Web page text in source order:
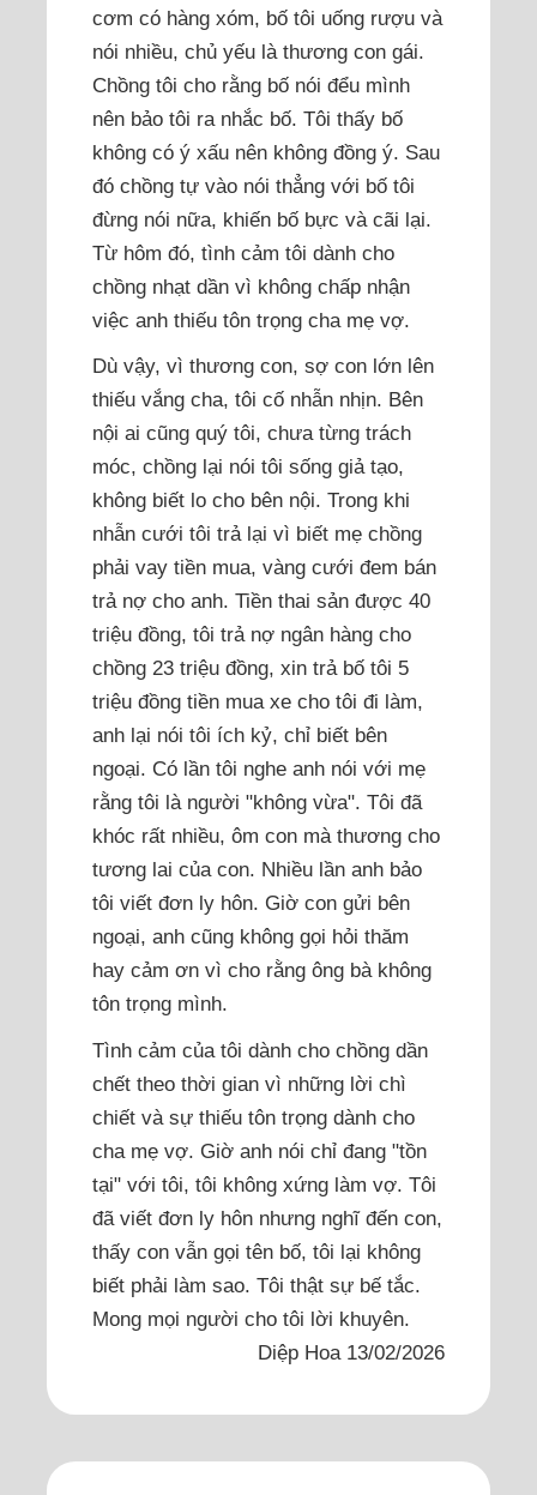
cơm có hàng xóm, bố tôi uống rượu và
nói nhiều, chủ yếu là thương con gái.
Chồng tôi cho rằng bố nói đểu mình
nên bảo tôi ra nhắc bố. Tôi thấy bố
không có ý xấu nên không đồng ý. Sau
đó chồng tự vào nói thẳng với bố tôi
đừng nói nữa, khiến bố bực và cãi lại.
Từ hôm đó, tình cảm tôi dành cho
chồng nhạt dần vì không chấp nhận
việc anh thiếu tôn trọng cha mẹ vợ.
Dù vậy, vì thương con, sợ con lớn lên
thiếu vắng cha, tôi cố nhẫn nhịn. Bên
nội ai cũng quý tôi, chưa từng trách
móc, chồng lại nói tôi sống giả tạo,
không biết lo cho bên nội. Trong khi
nhẫn cưới tôi trả lại vì biết mẹ chồng
phải vay tiền mua, vàng cưới đem bán
trả nợ cho anh. Tiền thai sản được 40
triệu đồng, tôi trả nợ ngân hàng cho
chồng 23 triệu đồng, xin trả bố tôi 5
triệu đồng tiền mua xe cho tôi đi làm,
anh lại nói tôi ích kỷ, chỉ biết bên
ngoại. Có lần tôi nghe anh nói với mẹ
rằng tôi là người "không vừa". Tôi đã
khóc rất nhiều, ôm con mà thương cho
tương lai của con. Nhiều lần anh bảo
tôi viết đơn ly hôn. Giờ con gửi bên
ngoại, anh cũng không gọi hỏi thăm
hay cảm ơn vì cho rằng ông bà không
tôn trọng mình.
Tình cảm của tôi dành cho chồng dần
chết theo thời gian vì những lời chì
chiết và sự thiếu tôn trọng dành cho
cha mẹ vợ. Giờ anh nói chỉ đang "tồn
tại" với tôi, tôi không xứng làm vợ. Tôi
đã viết đơn ly hôn nhưng nghĩ đến con,
thấy con vẫn gọi tên bố, tôi lại không
biết phải làm sao. Tôi thật sự bế tắc.
Mong mọi người cho tôi lời khuyên.
Diệp Hoa 13/02/2026